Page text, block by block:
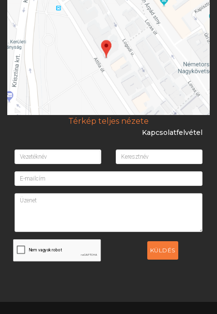
Térkép teljes nézete
Kapcsolatfelvétel
KÜLDÉS